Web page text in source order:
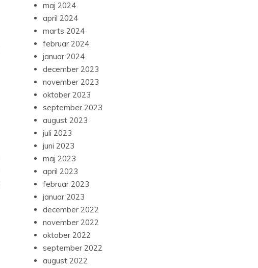
maj 2024
april 2024
marts 2024
februar 2024
januar 2024
december 2023
november 2023
oktober 2023
september 2023
august 2023
juli 2023
juni 2023
maj 2023
april 2023
februar 2023
januar 2023
december 2022
november 2022
oktober 2022
september 2022
august 2022